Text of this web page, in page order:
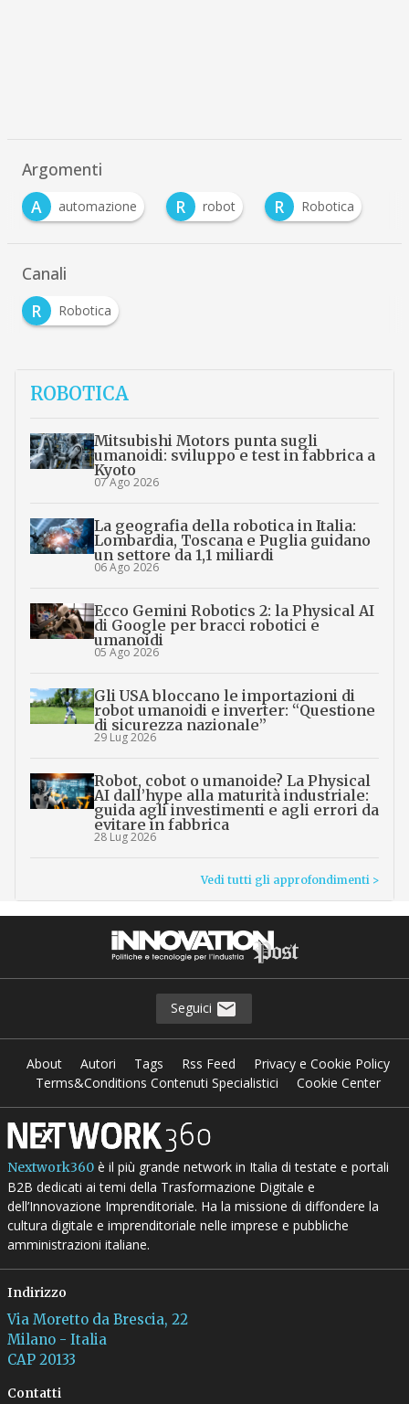
Argomenti
A
automazione R robot R Robotica
Canali
R
Robotica
ROBOTICA
Mitsubishi Motors punta sugli
umanoidi: sviluppo e test in fabbrica a
Kyoto
07 Ago 2026
La geografia della robotica in Italia:
Lombardia, Toscana e Puglia guidano
un settore da 1,1 miliardi
06 Ago 2026
Ecco Gemini Robotics 2: la Physical AI
di Google per bracci robotici e
umanoidi
05 Ago 2026
Gli USA bloccano le importazioni di
robot umanoidi e inverter: “Questione
di sicurezza nazionale”
29 Lug 2026
Robot, cobot o umanoide? La Physical
AI dall’hype alla maturità industriale:
guida agli investimenti e agli errori da
evitare in fabbrica
28 Lug 2026
Vedi tutti gli approfondimenti >
Seguici
About Autori Tags Rss Feed
Privacy e Cookie Policy
Terms&Conditions Contenuti Specialistici
Cookie Center
Nextwork360è il più grande network in Italia di testate e portali
B2B dedicati ai temi della Trasformazione Digitale e
dell’Innovazione Imprenditoriale. Ha la missione di diffondere la
cultura digitale e imprenditoriale nelle imprese e pubbliche
amministrazioni italiane.
Indirizzo
Via Moretto da Brescia, 22
Milano - Italia
CAP 20133
Contatti